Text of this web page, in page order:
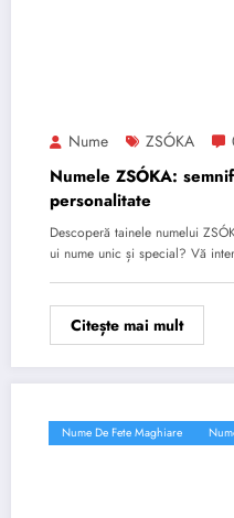
Nume ZSÓKA
Numele ZSÓKA:
personalitate
Descoperă tainele numelui
ui nume unic și special? Vă
Citește mai mult
Nume De Fete Maghiare